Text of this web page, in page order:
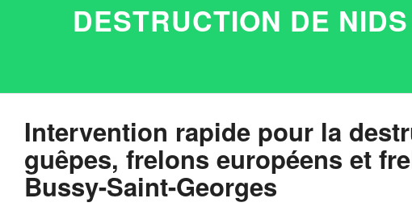
DESTRUCTION DE
Intervention rapide pour la
guêpes, frelons européens et
Bussy-Saint-Georges